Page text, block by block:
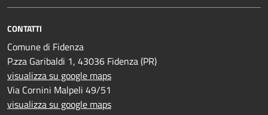
CONTATTI
Comune di Fidenza
P.zza Garibaldi 1, 43036 Fidenza (PR)
visualizza su google maps
Via Cornini Malpeli 49/51
visualizza su google maps